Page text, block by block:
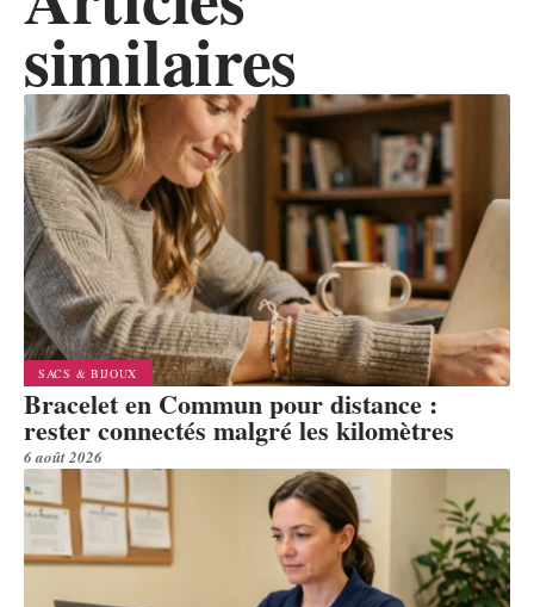
similaires
SACS & BIJOUX
Bracelet en Commun pour distance :
rester connectés malgré les kilomètres
6 août 2026